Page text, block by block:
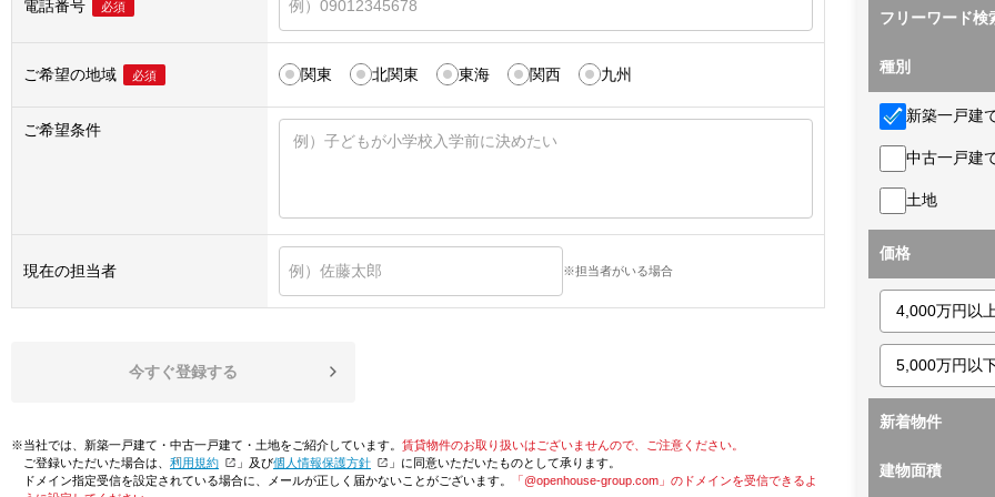
電話番号 必須
ご希望の地域 必須 関東 北関東 東海 関西 九州
ご希望条件
現在の担当者 ※担当者がいる場合
今すぐ登録する
※当社では、新築一戸建て・中古一戸建て・土地をご紹介しています。 賃貸物件のお取り扱いはございませんので、ご注意ください。
ご登録いただいた場合は、「利用規約 」及び「個人情報保護方針
」に同意いただいたものとして承ります。
ドメイン指定受信を設定されている場合に、メールが正しく届かないことがございます。
「@openhouse-group.com」のドメインを受信できるよ
フリーワード検
種別
新築一戸建
中古一戸建
土地
価格
新着物件
建物面積